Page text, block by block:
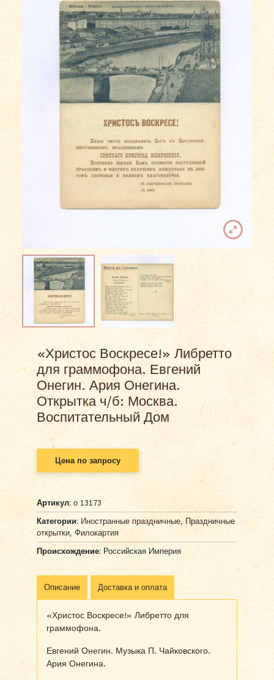
«Христос Воскресе!» Либретто
для граммофона. Евгений
Онегин. Ария Онегина.
Открытка ч/б: Москва.
Воспитательный Дом
Цена по запросу
Артикул:о 13173
Категории: Иностранные праздничные,Праздничные
открытки,Филокартия
Происхождение:Российская Империя
Описание Доставка и оплата
«Христос Воскресе!» Либретто для
граммофона.
Евгений Онегин. Музыка П. Чайковского.
Ария Онегина.